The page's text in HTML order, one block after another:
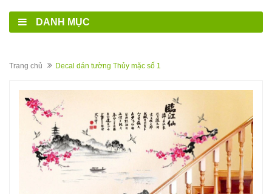
DANH MỤC
Trang chủ Decal dán tường Thủy mặc số 1